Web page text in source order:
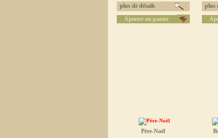
plus de détails
Ajouter au panier
plus
Père-Noël